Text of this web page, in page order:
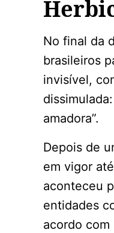
No final da
brasileiros
invisível,
amadora”.
Depois de
em vigor
aconteceu
entidades
acordo